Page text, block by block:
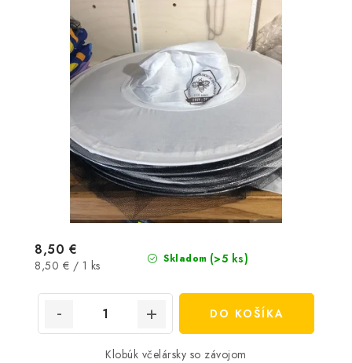
Skladom (>5 ks)
8,50 €
Jednotková
8,50 € / 1 ks
DO KOŠÍKA
Klobúk včelársky so závojom